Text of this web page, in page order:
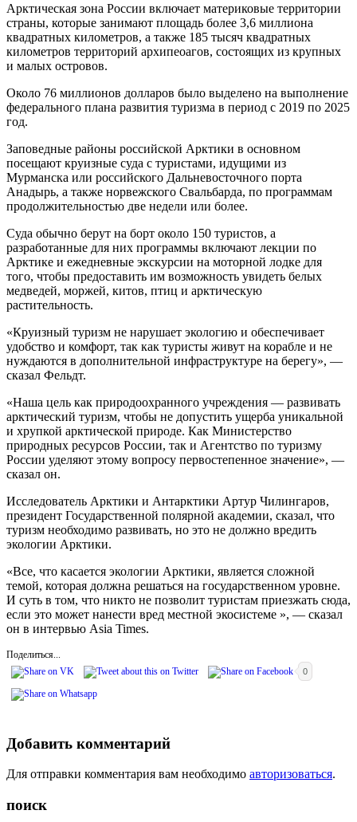
Арктическая зона России включает материковые территории
страны, которые занимают площадь более 3,6 миллиона
квадратных километров, а также 185 тысяч квадратных
километров территорий архипеоагов, состоящих из крупных
и малых островов.
Около 76 миллионов долларов было выделено на выполнение
федерального плана развития туризма в период с 2019 по 2025
год.
Заповедные районы российской Арктики в основном
посещают круизные суда с туристами, идущими из
Мурманска или российского Дальневосточного порта
Анадырь, а также норвежского Свальбарда, по программам
продолжительностью две недели или более.
Суда обычно берут на борт около 150 туристов, а
разработанные для них программы включают лекции по
Арктике и ежедневные экскурсии на моторной лодке для
того, чтобы предоставить им возможность увидеть белых
медведей, моржей, китов, птиц и арктическую
растительность.
«Круизный туризм не нарушает экологию и обеспечивает
удобство и комфорт, так как туристы живут на корабле и не
нуждаются в дополнительной инфраструктуре на берегу», —
сказал Фельдт.
«Наша цель как природоохранного учреждения — развивать
арктический туризм, чтобы не допустить ущерба уникальной
и хрупкой арктической природе. Как Министерство
природных ресурсов России, так и Агентство по туризму
России уделяют этому вопросу первостепенное значение», —
сказал он.
Исследователь Арктики и Антарктики Артур Чилингаров,
президент Государственной полярной академии, сказал, что
туризм необходимо развивать, но это не должно вредить
экологии Арктики.
«Все, что касается экологии Арктики, является сложной
темой, которая должна решаться на государственном уровне.
И суть в том, что никто не позволит туристам приезжать сюда,
если это может нанести вред местной экосистеме », — сказал
он в интервью Asia Times.
Поделиться...
0
Добавить комментарий
Для отправки комментария вам необходимо авторизоваться.
поиск